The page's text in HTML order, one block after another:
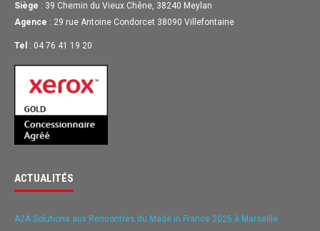
Siège : 39 Chemin du Vieux Chêne, 38240 Meylan
Agence : 29 rue Antoine Condorcet 38090 Villefontaine
Tel : 04 76 41 19 20
ACTUALITÉS
A2A Solutions aux Rencontres du Made in France 2026 à Marseille